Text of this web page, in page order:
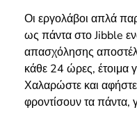
Οι εργολάβοι απλά
ως πάντα στο Jibble
απασχόλησης
κάθε 24 ώρες, έτοιμα
Χαλαρώστε και
φροντίσουν τα πάντα,